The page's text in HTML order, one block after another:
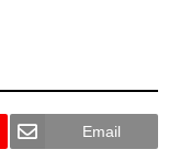
Email